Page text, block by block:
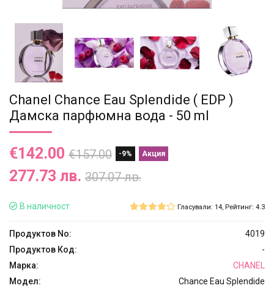
Chanel Chance Eau Splendide ( EDP )
Дамска парфюмна вода - 50 ml
€142.00 €157.00 -9% Акция
277.73 лв. 307.07 лв.
В наличност Гласували: 14, Рейтинг: 4.3
Продуктов No:
4019
Продуктов Код:
-
Марка:
CHANEL
Модел:
Chance Eau Splendide